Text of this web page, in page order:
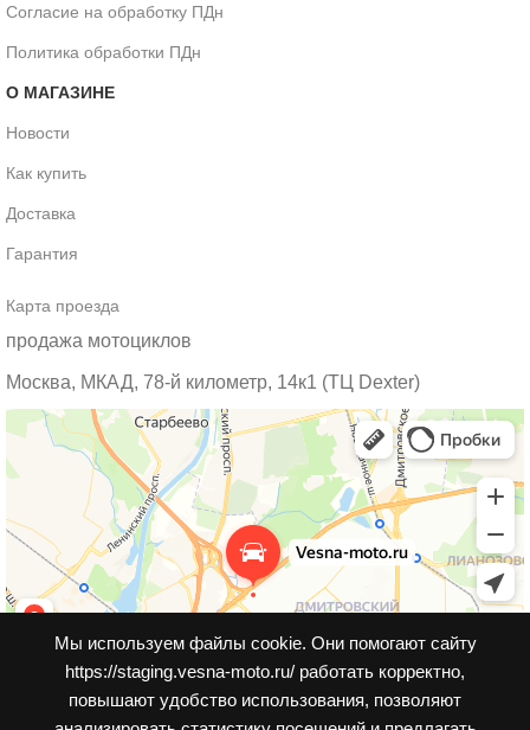
Мы используем файлы cookie. Они помогают сайту
https://staging.vesna-moto.ru/ работать корректно,
повышают удобство использования, позволяют
Согласие на обработку ПДн
Политика обработки ПДн
О МАГАЗИНЕ
Новости
Как купить
Доставка
Гарантия
Карта проезда
продажа мотоциклов
Москва, МКАД, 78-й километр, 14к1 (ТЦ Dexter)